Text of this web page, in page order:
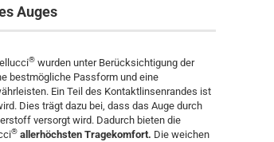
Auges
® wurden unter Berücksichtigung der
bestmögliche Passform und eine
Ein Teil des Kontaktlinsenrandes ist
Dies trägt dazu bei, dass das Auge durch
versorgt wird. Dadurch bieten die
® allerhöchsten Tragekomfort. Die weichen